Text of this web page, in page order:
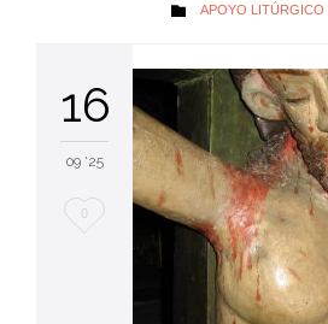
 AUTOR
APOYO LITÚRGICO
16
09 '25
Me
0